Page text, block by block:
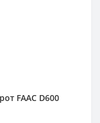
FAAC D600